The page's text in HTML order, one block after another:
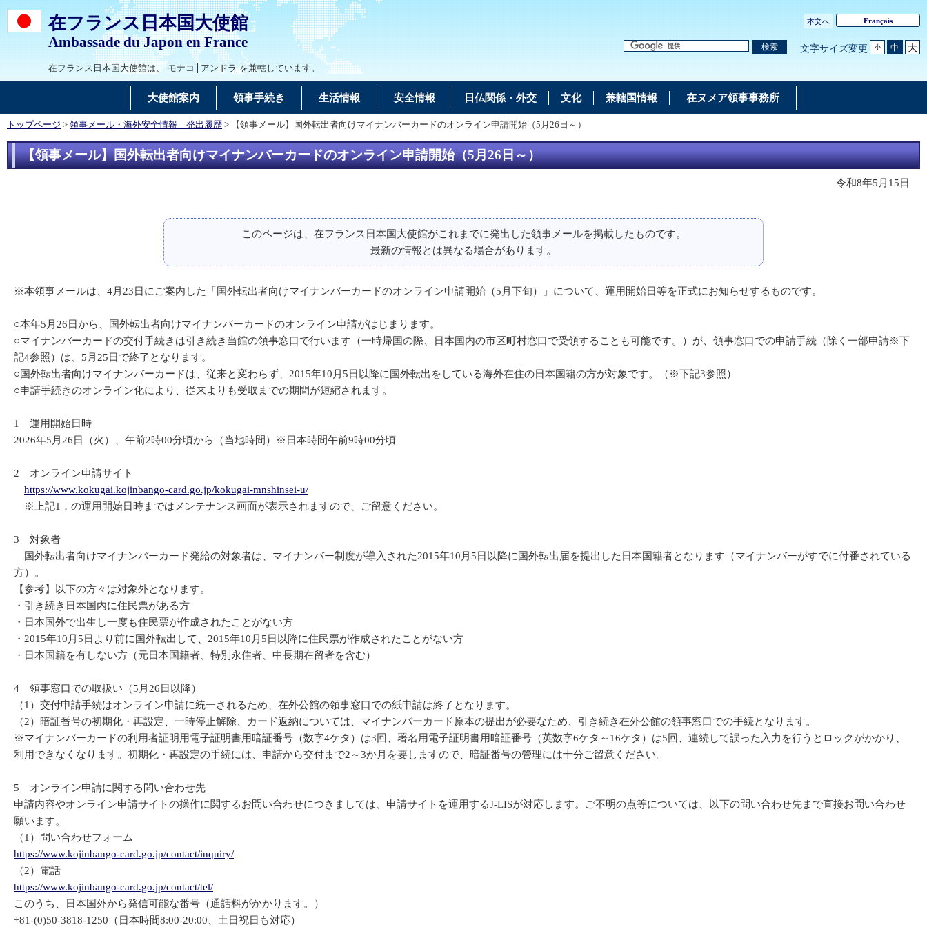
在フランス日本国大使館
Ambassade du Japon en France
本文へ Français
検索 文字サイズ変更 小 中 大
在フランス日本国大使館は、 モナコ アンドラ を兼轄しています。
大使館案内 領事手続き 生活情報 安全情報 日仏関係・外交 文化 兼轄国情報 在ヌメア領事事務所
トップページ > 領事メール・海外安全情報 発出履歴 > 【領事メール】国外転出者向けマイナンバーカードのオンライン申請開始（5月26日～）
【領事メール】国外転出者向けマイナンバーカードのオンライン申請開始（5月26日～）
令和8年5月15日
このページは、在フランス日本国大使館がこれまでに発出した領事メールを掲載したものです。
最新の情報とは異なる場合があります。
※本領事メールは、4月23日にご案内した「国外転出者向けマイナンバーカードのオンライン申請開始（5月下旬）」について、運用開始日等を正式にお知らせするものです。
○本年5月26日から、国外転出者向けマイナンバーカードのオンライン申請がはじまります。
○マイナンバーカードの交付手続きは引き続き当館の領事窓口で行います（一時帰国の際、日本国内の市区町村窓口で受領することも可能です。）が、領事窓口での申請手続（除く一部申請※下
記4参照）は、5月25日で終了となります。
○国外転出者向けマイナンバーカードは、従来と変わらず、2015年10月5日以降に国外転出をしている海外在住の日本国籍の方が対象です。（※下記3参照）
○申請手続きのオンライン化により、従来よりも受取までの期間が短縮されます。
1 運用開始日時
2026年5月26日（火）、午前2時00分頃から（当地時間）※日本時間午前9時00分頃
2 オンライン申請サイト
https://www.kokugai.kojinbango-card.go.jp/kokugai-mnshinsei-u/
※上記1．の運用開始日時まではメンテナンス画面が表示されますので、ご留意ください。
3 対象者
国外転出者向けマイナンバーカード発給の対象者は、マイナンバー制度が導入された2015年10月5日以降に国外転出届を提出した日本国籍者となります（マイナンバーがすでに付番されている
方）。
【参考】以下の方々は対象外となります。
・引き続き日本国内に住民票がある方
・日本国外で出生し一度も住民票が作成されたことがない方
・2015年10月5日より前に国外転出して、2015年10月5日以降に住民票が作成されたことがない方
・日本国籍を有しない方（元日本国籍者、特別永住者、中長期在留者を含む）
4 領事窓口での取扱い（5月26日以降）
（1）交付申請手続はオンライン申請に統一されるため、在外公館の領事窓口での紙申請は終了となります。
（2）暗証番号の初期化・再設定、一時停止解除、カード返納については、マイナンバーカード原本の提出が必要なため、引き続き在外公館の領事窓口での手続となります。
※マイナンバーカードの利用者証明用電子証明書用暗証番号（数字4ケタ）は3回、署名用電子証明書用暗証番号（英数字6ケタ～16ケタ）は5回、連続して誤った入力を行うとロックがかかり、
利用できなくなります。初期化・再設定の手続には、申請から交付まで2～3か月を要しますので、暗証番号の管理には十分ご留意ください。
5 オンライン申請に関する問い合わせ先
申請内容やオンライン申請サイトの操作に関するお問い合わせにつきましては、申請サイトを運用するJ-LISが対応します。ご不明の点等については、以下の問い合わせ先まで直接お問い合わせ
願います。
（1）問い合わせフォーム
https://www.kojinbango-card.go.jp/contact/inquiry/
（2）電話
https://www.kojinbango-card.go.jp/contact/tel/
このうち、日本国外から発信可能な番号（通話料がかかります。）
+81-(0)50-3818-1250（日本時間8:00-20:00、土日祝日も対応）